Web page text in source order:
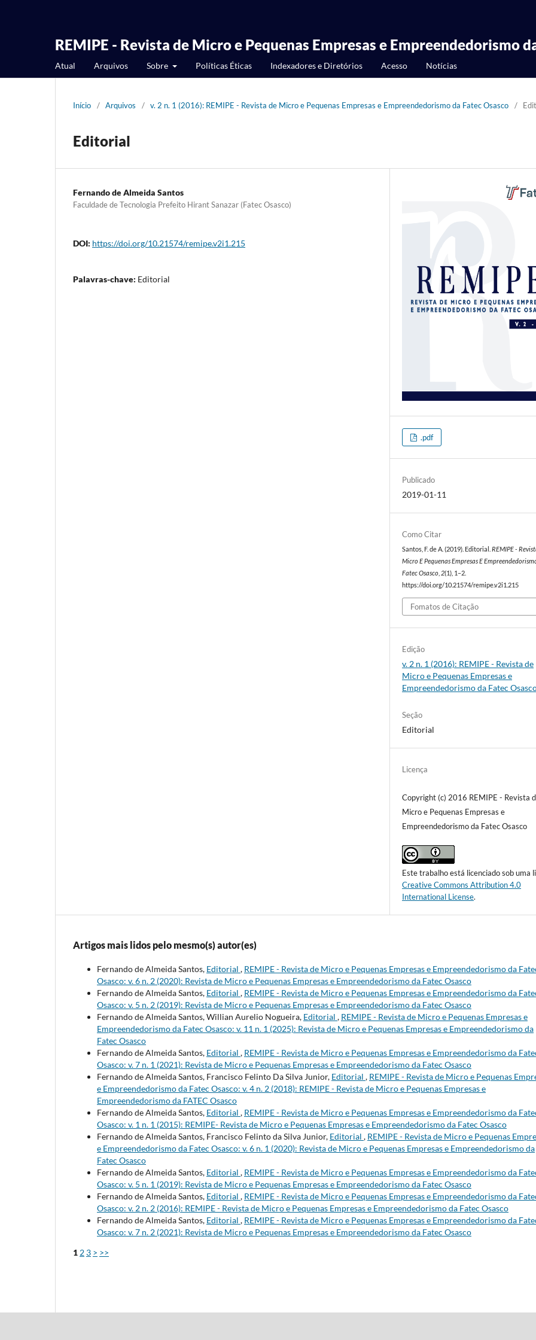
REMIPE - Revista de Micro e Pequenas Empresas e Empreendedorismo
Atual Arquivos Sobre Políticas Éticas Indexadores e Diretórios Acesso Notícias
Início / Arquivos / v. 2 n. 1 (2016): REMIPE - Revista de Micro e Pequenas Empresas e Empreendedorismo da Fatec Osasco /
Editorial
Fernando de Almeida Santos
Faculdade de Tecnologia Prefeito Hirant Sanazar (Fatec Osasco)
DOI: https://doi.org/10.21574/remipe.v2i1.215
Palavras-chave: Editorial
.pdf
Publicado
2019-01-11
Como Citar
Santos, F. de A. (2019). Editorial.REMIPE -
Micro E Pequenas Empresas E
Fatec Osasco 2(1), 1–2.
https://doi.org/10.21574/remipe.v2i1.215
Fomatos de Citação
Edição
v. 2 n. 1 (2016): REMIPE - Revista de
Micro e Pequenas Empresas e
Empreendedorismo da Fatec
Seção
Editorial
Licença
Copyright (c) 2016 REMIPE - Revista
Micro e Pequenas Empresas e
Empreendedorismo da Fatec Osasco
Este trabalho está licenciado sob uma
Creative Commons Attribution 4.0
International License.
Artigos mais lidos pelo mesmo(s) autor(es)
Fernando de Almeida Santos, Editorial , REMIPE - Revista de Micro e Pequenas Empresas e Empreendedorismo da
Osasco: v. 6 n. 2 (2020): Revista de Micro e Pequenas Empresas e Empreendedorismo da Fatec Osasco
Fernando de Almeida Santos, Editorial , REMIPE - Revista de Micro e Pequenas Empresas e Empreendedorismo da
Osasco: v. 5 n. 2 (2019): Revista de Micro e Pequenas Empresas e Empreendedorismo da Fatec Osasco
Fernando de Almeida Santos, Willian Aurelio Nogueira, Editorial , REMIPE - Revista de Micro e Pequenas Empresas e
Empreendedorismo da Fatec Osasco: v. 11 n. 1 (2025): Revista de Micro e Pequenas Empresas e Empreendedorismo da
Fatec Osasco
Fernando de Almeida Santos, Editorial , REMIPE - Revista de Micro e Pequenas Empresas e Empreendedorismo da
Osasco: v. 7 n. 1 (2021): Revista de Micro e Pequenas Empresas e Empreendedorismo da Fatec Osasco
Fernando de Almeida Santos, Francisco Felinto Da Silva Junior, Editorial , REMIPE - Revista de Micro e Pequenas
e Empreendedorismo da Fatec Osasco: v. 4 n. 2 (2018): REMIPE - Revista de Micro e Pequenas Empresas e
Empreendedorismo da FATEC Osasco
Fernando de Almeida Santos, Editorial , REMIPE - Revista de Micro e Pequenas Empresas e Empreendedorismo da
Osasco: v. 1 n. 1 (2015): REMIPE- Revista de Micro e Pequenas Empresas e Empreendedorismo da Fatec Osasco
Fernando de Almeida Santos, Francisco Felinto da Silva Junior, Editorial , REMIPE - Revista de Micro e Pequenas
e Empreendedorismo da Fatec Osasco: v. 6 n. 1 (2020): Revista de Micro e Pequenas Empresas e Empreendedorismo da
Fatec Osasco
Fernando de Almeida Santos, Editorial , REMIPE - Revista de Micro e Pequenas Empresas e Empreendedorismo da
Osasco: v. 5 n. 1 (2019): Revista de Micro e Pequenas Empresas e Empreendedorismo da Fatec Osasco
Fernando de Almeida Santos, Editorial , REMIPE - Revista de Micro e Pequenas Empresas e Empreendedorismo da
Osasco: v. 2 n. 2 (2016): REMIPE - Revista de Micro e Pequenas Empresas e Empreendedorismo da Fatec Osasco
Fernando de Almeida Santos, Editorial , REMIPE - Revista de Micro e Pequenas Empresas e Empreendedorismo da
Osasco: v. 7 n. 2 (2021): Revista de Micro e Pequenas Empresas e Empreendedorismo da Fatec Osasco
1 2 3 > >>